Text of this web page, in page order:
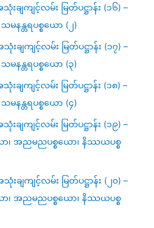
ချကျင့်လမ်း မြတ်ပဋ္ဌာန်း (၁၆) –
မနန္တရပစ္စယော (၂)
ချကျင့်လမ်း မြတ်ပဋ္ဌာန်း (၁၇) –
မနန္တရပစ္စယော (၃)
ချကျင့်လမ်း မြတ်ပဋ္ဌာန်း (၁၈) –
မနန္တရပစ္စယော (၄)
ချကျင့်လမ်း မြတ်ပဋ္ဌာန်း (၁၉) –
၊ အညမညပစ္စယော၊ နိဿယပစ္စ
ချကျင့်လမ်း မြတ်ပဋ္ဌာန်း (၂၀) –
၊ အညမညပစ္စယော၊ နိဿယပစ္စ